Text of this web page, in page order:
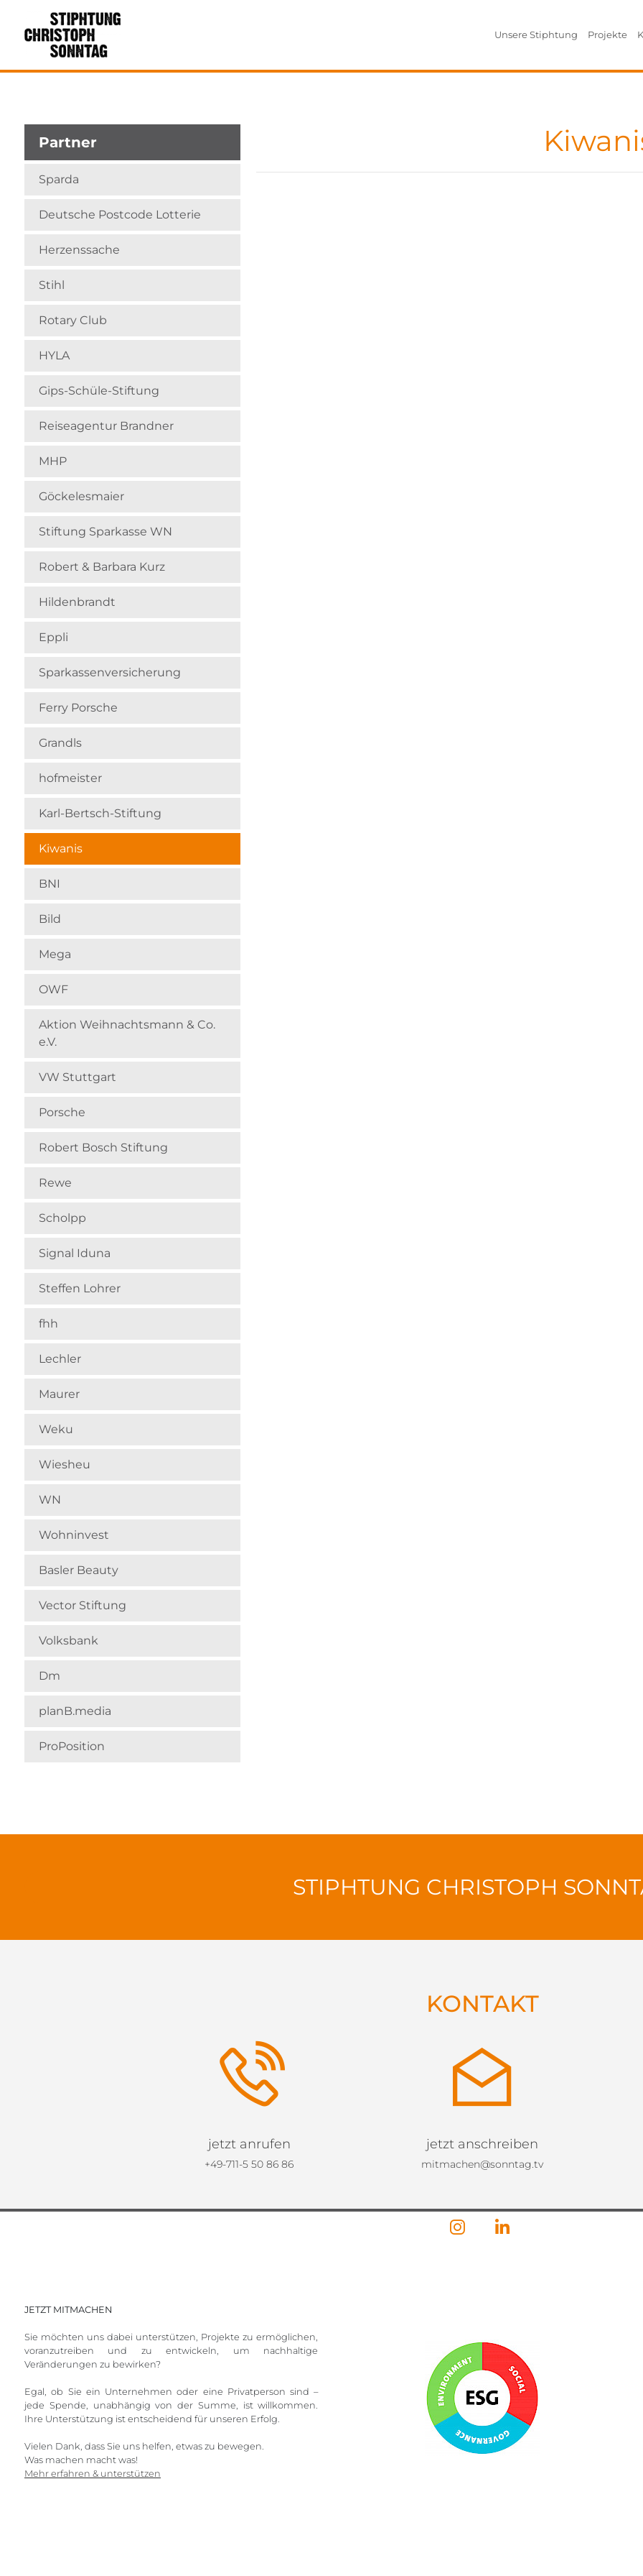
Unsere Stiphtung Projekte
Partner
Sparda
Deutsche Postcode Lotterie
Herzenssache
Stihl
Rotary Club
HYLA
Gips-Schüle-Stiftung
Reiseagentur Brandner
MHP
Göckelesmaier
Stiftung Sparkasse WN
Robert & Barbara Kurz
Hildenbrandt
Eppli
Sparkassenversicherung
Ferry Porsche
Grandls
hofmeister
Karl-Bertsch-Stiftung
Kiwanis
BNI
Bild
Mega
OWF
Aktion Weihnachts­mann & Co.
e.V.
VW Stuttgart
Porsche
Robert Bosch Stiftung
Rewe
Scholpp
Signal Iduna
Steffen Lohrer
fhh
Lechler
Maurer
Weku
Wiesheu
WN
Wohninvest
Basler Beauty
Vector Stiftung
Volksbank
Dm
planB.media
ProPosition
STIPHTUNG CHRISTOPH
KONTAKT
jetzt anrufen
+49-711-5 50 86 86
jetzt anschreiben
mitmachen@sonntag.tv
JETZT MITMACHEN
Sie möchten uns dabei unterstützen, Projekte zu ermöglichen,
voranzutreiben und zu entwickeln, um nachhaltige
Veränderungen zu bewirken?
Egal, ob Sie ein Unternehmen oder eine Privatperson sind –
jede Spende, unabhängig von der Summe, ist willkommen.
Ihre Unterstützung ist entscheidend für unseren Erfolg.
Vielen Dank, dass Sie uns helfen, etwas zu bewegen.
Was machen macht was!
Mehr erfahren & unterstützen